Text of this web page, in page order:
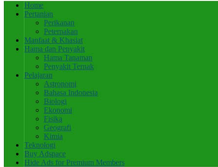
Home
Pertanian
Perikanan
Peternakan
Manfaat & Khasiat
Hama dan Penyakit
Hama Tanaman
Penyakit Ternak
Pelajaran
Astronomi
Bahasa Indonesia
Biologi
Ekonomi
Fisika
Geografi
Kimia
Teknologi
Buy Adspace
Hide Ads for Premium Members